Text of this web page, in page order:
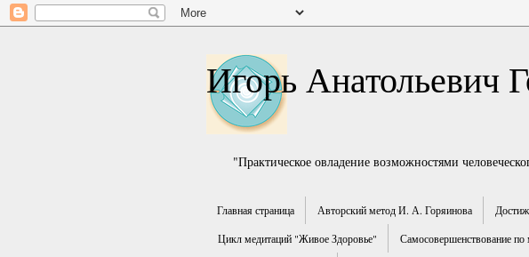
Игорь Анатольевич
"Практическое овладение возможностями
Главная страница Авторский метод И. А. Горяинова
Цикл медитаций "Живое Здоровье"
Самосовершенствование